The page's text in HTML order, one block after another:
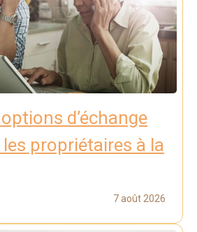
d’échange
propriétaires à la
7 août 2026